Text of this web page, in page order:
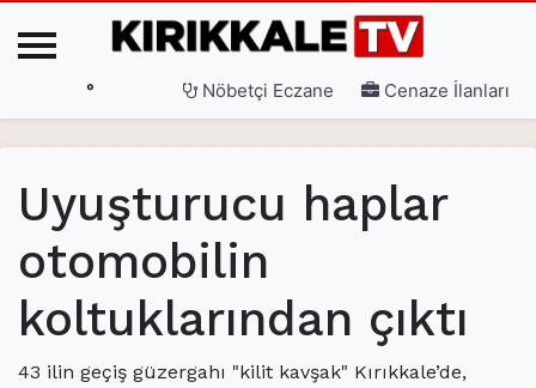
3. Sayfa(current)
Gündem(current)
Siyaset(current)
° Nöbetçi Eczane Cenaze İlanları
Uyuşturucu haplar
otomobilin
koltuklarından çıktı
43 ilin geçiş güzergahı "kilit kavşak" Kırıkkale’de,